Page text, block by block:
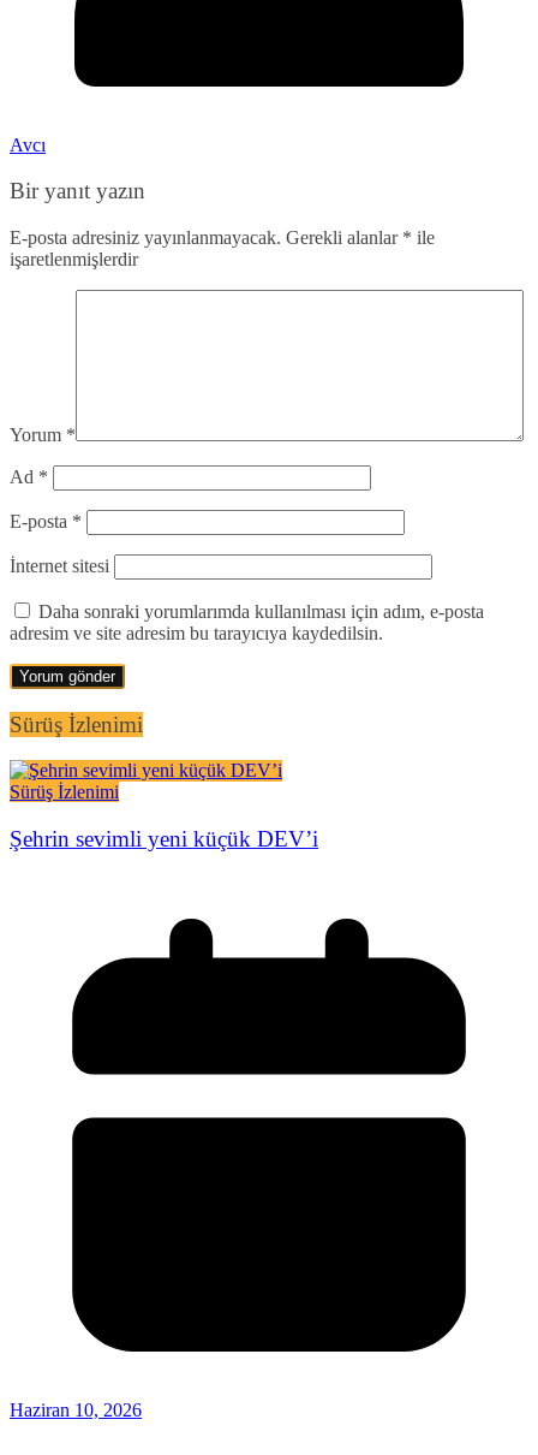
Avcı
Bir yanıt yazın
E-posta adresiniz yayınlanmayacak. Gerekli alanlar * ile
işaretlenmişlerdir
Yorum *
Ad *
E-posta *
İnternet sitesi
Daha sonraki yorumlarımda kullanılması için adım, e-posta
adresim ve site adresim bu tarayıcıya kaydedilsin.
Sürüş İzlenimi
Sürüş İzlenimi
Şehrin sevimli yeni küçük DEV’i
Haziran 10, 2026